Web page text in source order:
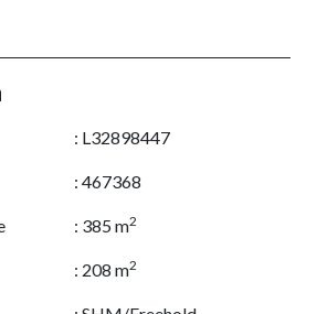
: L32898447
: 467368
: 385 m2
: 208 m2